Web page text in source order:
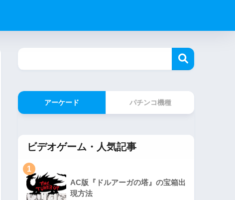
アーケード パチンコ機種
ビデオゲーム・人気記事
1
AC版『ドルアーガの塔』の宝箱出
現方法